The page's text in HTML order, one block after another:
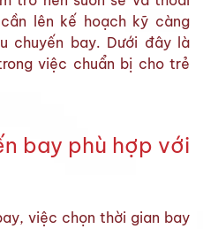
lên kế hoạch kỹ càng
chuyến bay. Dưới đây là
việc chuẩn bị cho trẻ
bay phù hợp với
việc chọn thời gian bay